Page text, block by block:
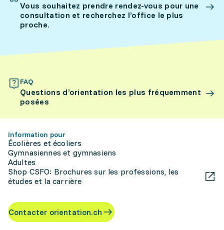
Vous souhaitez prendre rendez-vous pour une
consultation et recherchez l’office le plus
proche.
FAQ
Questions d’orientation les plus fréquemment
posées
Information pour
Écolières et écoliers
Gymnasiennes et gymnasiens
Adultes
Shop CSFO: Brochures sur les professions, les
études et la carrière
Contacter orientation.ch